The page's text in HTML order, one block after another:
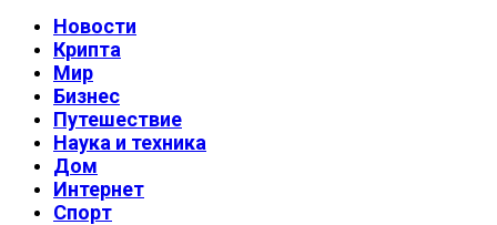
Новости
Крипта
Мир
Бизнес
Путешествие
Наука и техника
Дом
Интернет
Спорт